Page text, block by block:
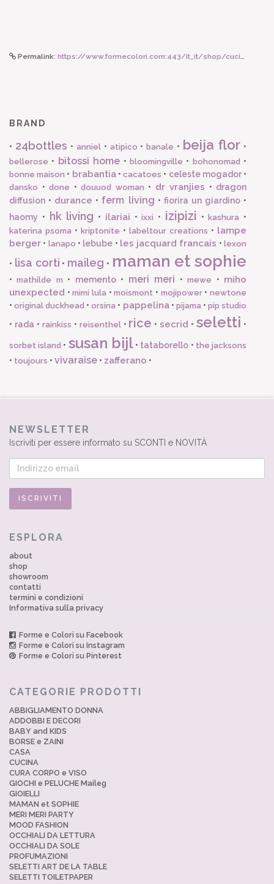
Permalink: https://www.formecolori.com:443/it_it/shop/cucina/bicchieri_e_calici_in_vetro/zafferano_esperienze_calice_trasparente_set_2_pezzi/6477
BRAND
• 24bottles • anniel• atipico •banale • beija flor •
bellerose • bitossi home • bloomingville • bohonomad •
bonne maison • brabantia•cacatoes • celeste mogador•
dansko • done • douuod woman • dr vranjies • dragon
diffusion • durance • ferm living • fiorira un giardino•
haomy • hk living • ilariai •ixxi • izipizi •kashura •
katerina psoma • kriptonite • labeltour creations • lampe
berger • lanapo • lebube • les jacquard francais •lexon
• lisa corti • maileg • maman et sophie
•mathilde m • memento• meri meri •mewe • miho
unexpected •mimi lula •moismont • mojipower•newtone
•original duckhead •orsina • pappelina• pijama • pip studio
• rada • rainkiss • reisenthel• rice •secrid •seletti •
sorbet island • susan bijl• tataborello • the jacksons
• toujours • vivaraise • zafferano •
NEWSLETTER
Iscriviti per essere informato su SCONTI e NOVITÀ
ESPLORA
about
shop
showroom
contatti
termini e condizioni
Informativa sulla privacy
Forme e Colori su Facebook
Forme e Colori su Instagram
Forme e Colori su Pinterest
CATEGORIE PRODOTTI
ABBIGLIAMENTO DONNA
ADDOBBI E DECORI
BABY and KIDS
BORSE e ZAINI
CASA
CUCINA
CURA CORPO e VISO
GIOCHI e PELUCHE Maileg
GIOIELLI
MAMAN et SOPHIE
MERI MERI PARTY
MOOD FASHION
OCCHIALI DA LETTURA
OCCHIALI DA SOLE
PROFUMAZIONI
SELETTI ART DE LA TABLE
SELETTI TOILETPAPER